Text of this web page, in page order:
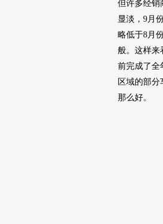
但许多经销
显淡，9月
略低于8月
般。这样来
前完成了全
区域的部分
那么好。